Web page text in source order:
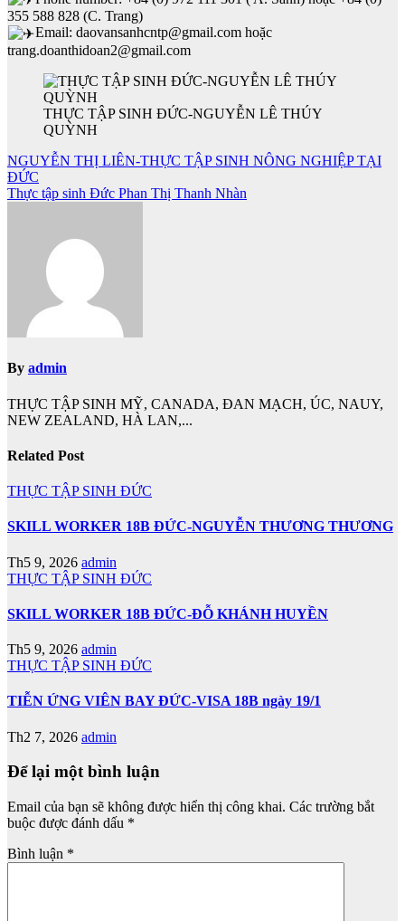
355 588 828 (C. Trang)
Email: daovansanhcntp@gmail.com hoặc
trang.doanthidoan2@gmail.com
THỰC TẬP SINH ĐỨC-NGUYỄN LÊ THÚY
QUỲNH
Điều
hướng
NGUYỄN THỊ LIÊN-THỰC TẬP SINH NÔNG NGHIỆP TẠI
ĐỨC
Thực tập sinh Đức Phan Thị Thanh Nhàn
By admin
THỰC TẬP SINH MỸ, CANADA, ĐAN MẠCH, ÚC, NAUY,
NEW ZEALAND, HÀ LAN,...
Related Post
THỰC TẬP SINH ĐỨC
SKILL WORKER 18B ĐỨC-NGUYỄN THƯƠNG THƯƠNG
Th5 9, 2026 admin
THỰC TẬP SINH ĐỨC
SKILL WORKER 18B ĐỨC-ĐỖ KHÁNH HUYỀN
Th5 9, 2026 admin
THỰC TẬP SINH ĐỨC
TIỄN ỨNG VIÊN BAY ĐỨC-VISA 18B ngày 19/1
Th2 7, 2026 admin
Để lại một bình luận
Email của bạn sẽ không được hiển thị công khai. Các trường bắt
buộc được đánh dấu *
Bình luận *